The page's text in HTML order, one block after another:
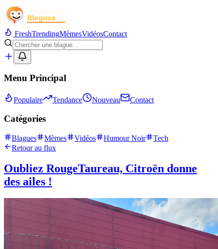
FreshTrendingMèmesVidéosContact
Menu Principal
Populaire Tendance Nouveau Contact
Catégories
Blagues Mèmes Vidéos Humour Noir
Tech
Retour au flux
Oubliez RougeTaureau, Citroën donne
des ailes !